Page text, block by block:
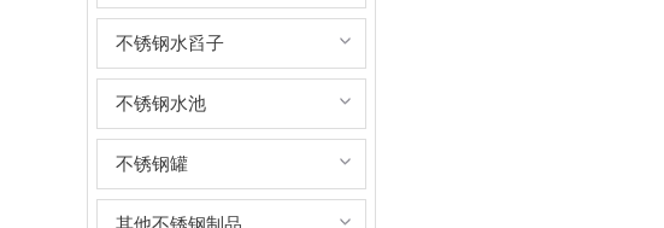
不锈钢水舀子
不锈钢水池
不锈钢罐
其他不锈钢制品